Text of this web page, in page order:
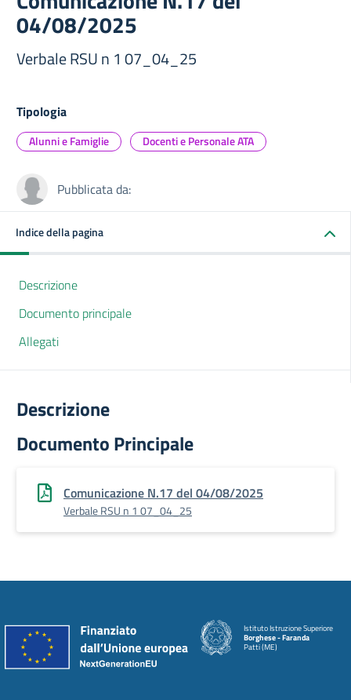
04/08/2025
Verbale RSU n 1 07_04_25
Tipologia
Alunni e Famiglie Docenti e Personale ATA
Pubblicata da:
Indice della pagina
Descrizione
Documento principale
Allegati
Descrizione
Documento Principale
Comunicazione N.17 del 04/08/2025
Verbale RSU n 1 07_04_25
Istituto Istruzione Superiore
Borghese - Faranda
Patti (ME)